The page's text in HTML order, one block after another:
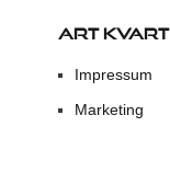
ART KVART
Impressum
Marketing